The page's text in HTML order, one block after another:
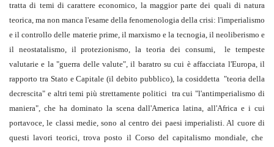
tratta di temi di carattere economico, la maggior parte dei quali di natura
teorica, ma non manca l'esame della fenomenologia della crisi: l'imperialismo
e il controllo delle materie prime, il marxismo e la tecnogia, il neoliberismo e
il neostatalismo, il protezionismo, la teoria dei consumi, le tempeste
valutariee la "guerra delle valute",il baratro su cui è affacciata l'Europa, il
rapporto tra Stato e Capitale (il debito pubblico), la cosiddetta "teoria della
decrescita" e altri temi più strettamente politici tra cui "l'antimperialismo di
maniera", che ha dominato la scena dall'America latina, all'Africa e i cui
portavoce, le classi medie, sono al centro dei paesi imperialisti. Al cuore di
questi lavori teorici, trova posto il Corso del capitalismo mondiale, che